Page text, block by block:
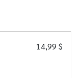
14,99 $